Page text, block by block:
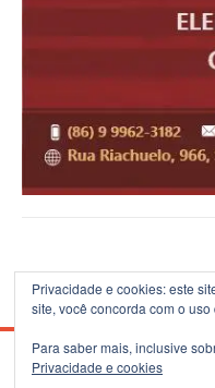
© 2026 Blog do B.Silva -
Privacidade e cookies: este
site, você concorda com o uso
Para saber mais, inclusive
Privacidade e cookies